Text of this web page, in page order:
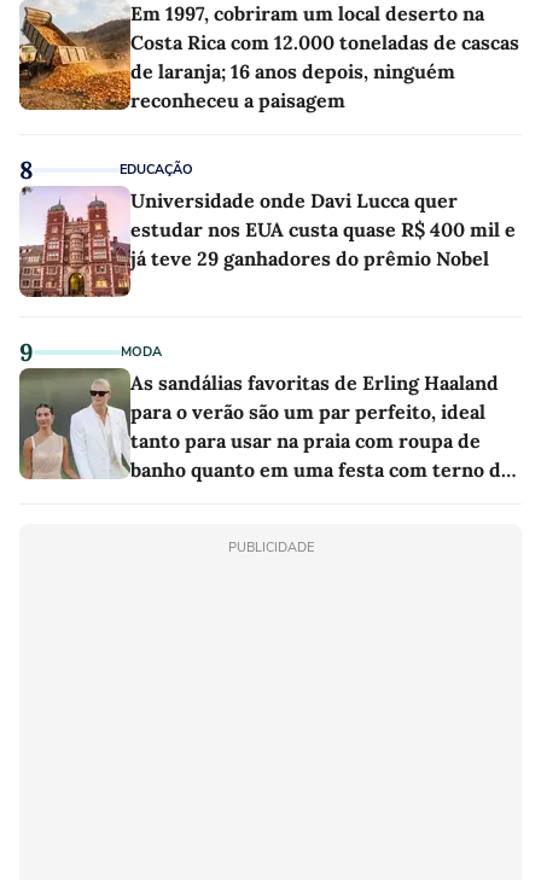
Em 1997, cobriram um local deserto na
Costa Rica com 12.000 toneladas de cascas
de laranja; 16 anos depois, ninguém
reconheceu a paisagem
8 EDUCAÇÃO
Universidade onde Davi Lucca quer
estudar nos EUA custa quase R$ 400 mil e
já teve 29 ganhadores do prêmio Nobel
9 MODA
As sandálias favoritas de Erling Haaland
para o verão são um par perfeito, ideal
tanto para usar na praia com roupa de
banho quanto em uma festa com terno de
PUBLICIDADE